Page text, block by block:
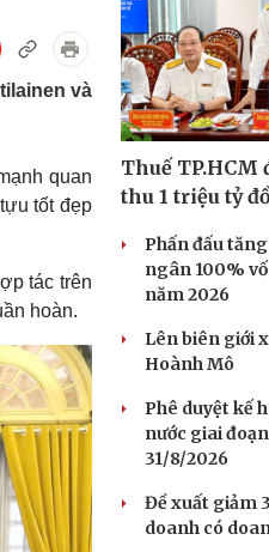
Doanh nghiệp
Thông tin doanh nghiệp
Doanh nghiệp 24h
Doanh nhân
Vì cộng đồng
Tư vấn
Săn Tour
và
quan
tốt đẹp
tác trên
hoàn.
Thuế TP.HCM
thu 1 triệu tỷ
Phấn đấu
ngân 100%
năm 2026
Lên biên giới
Hoành Mô
Phê duyệt kế
nước giai
31/8/2026
Đề xuất giảm
doanh có